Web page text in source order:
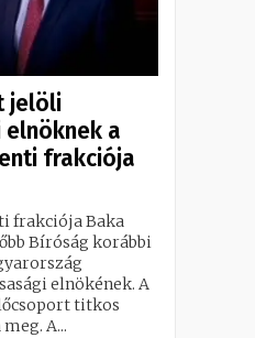
jelöli
a
frakciója
frakciója Baka
Bíróság korábbi
elnökének. A
titkos
A...